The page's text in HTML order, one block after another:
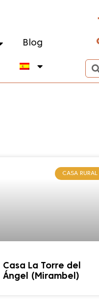
Blog
CASA RURAL
Casa La Torre del
Ángel (Mirambel)